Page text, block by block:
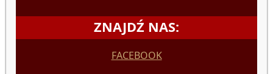
ZNAJDŹ NAS:
FACEBOOK